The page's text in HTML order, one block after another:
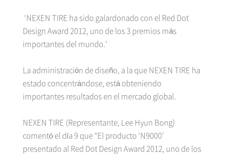
‘NEXEN TIRE ha sido galardonado con el Red Dot
Design Award 2012, uno de los 3 premios más
importantes del mundo.‘
La administración de diseño, a la que NEXEN TIRE ha
estado concentrándose, está obteniendo
importantes resultados en el mercado global.
NEXEN TIRE (Representante, Lee Hyun Bong)
comentó el día 9 que “El producto ‘N9000’
presentado al Red Dot Design Award 2012, uno de los